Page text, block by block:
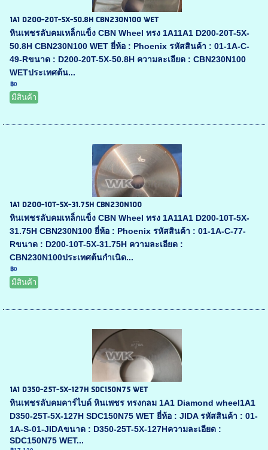
1A1 D200-20T-5X-50.8H CBN230N100 WET
หินเพชรลับคมเหล็กแข็ง CBN Wheel ทรง 1A11A1 D200-20T-5X-
50.8H CBN230N100 WET ยี่ห้อ : Phoenix รหัสสินค้า : 01-1A-C-
49-Rขนาด : D200-20T-5X-50.8H ความละเอียด : CBN230N100
WETประเทศต้น...
฿0
มีสินค้า
1A1 D200-10T-5X-31.75H CBN230N100
หินเพชรลับคมเหล็กแข็ง CBN Wheel ทรง 1A11A1 D200-10T-5X-
31.75H CBN230N100 ยี่ห้อ : Phoenix รหัสสินค้า : 01-1A-C-77-
Rขนาด : D200-10T-5X-31.75H ความละเอียด :
CBN230N100ประเทศต้นกำเนิด...
฿0
มีสินค้า
1A1 D350-25T-5X-127H SDC150N75 WET
หินเพชรลับคมคาร์ไบด์ หินเพชร ทรงกลม 1A1 Diamond wheel1A1
D350-25T-5X-127H SDC150N75 WET ยี่ห้อ : JIDA รหัสสินค้า : 01-
1A-S-01-JIDAขนาด : D350-25T-5X-127Hความละเอียด :
SDC150N75 WET...